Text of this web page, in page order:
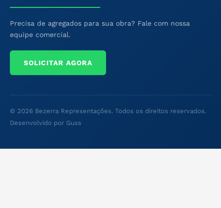
Precisa de agregados para sua obra? Fale com nossa
equipe comercial.
SOLICITAR AGORA
© 2026 Bezerra Representações. Todos os direitos reservados.
Desenvolvido por Guss